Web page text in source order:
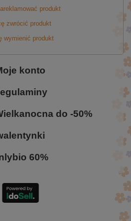
produkt
zwrócić produkt
wymienić produkt
konto
do -50%
60%